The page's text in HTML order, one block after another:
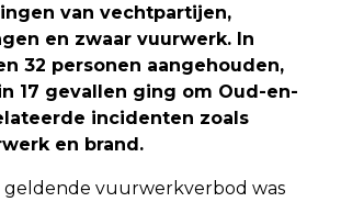
van vechtpartijen,
en zwaar vuurwerk. In
32 personen aangehouden,
17 gevallen ging om Oud-en-
incidenten zoals
en brand.
geldende vuurwerkverbod was